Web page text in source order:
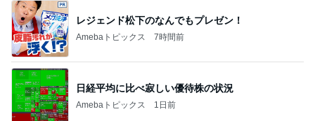
レジェンド松下のなんでもプレゼン！
Amebaトピックス 7時間前
日経平均に比べ寂しい優待株の状況
Amebaトピックス 1日前